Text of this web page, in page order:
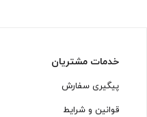
خدمات مشتریان
پیگیری سفارش
قوانین و شرایط